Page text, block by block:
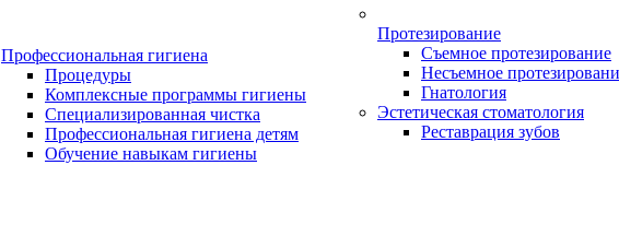
Профессиональная гигиена
Процедуры
Комплексные программы гигиены
Специализированная чистка
Профессиональная гигиена детям
Обучение навыкам гигиены
Протезирование
Съемное протезирование
Несъемное
Гнатология
Эстетическая стоматология
Реставрация зубов